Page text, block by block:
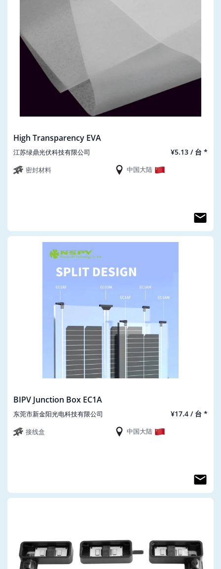
High Transparency EVA
江苏绿鼎光伏科技有限公司 ¥5.13 / 台 *
密封材料 中国大陆
BIPV Junction Box EC1A
东莞市新金阳光电科技有限公司 ¥17.4 / 台 *
接线盒 中国大陆